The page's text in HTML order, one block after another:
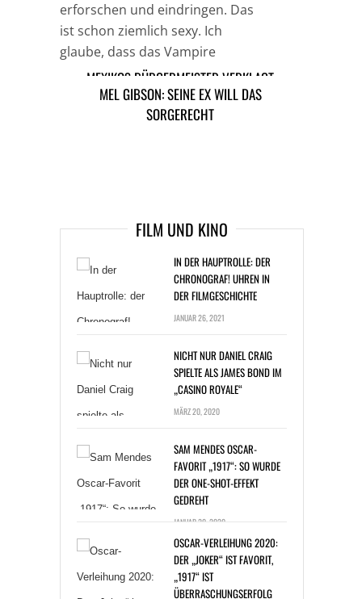
erforschen und eindringen. Das
ist schon ziemlich sexy. Ich
glaube, dass das Vampire
attraktiv erscheinen lässt.“
PROMI-STAR NEWS
MEXIKOS BÜRGERMEISTER VERKLAGT
KARDINAL WEGEN VERLEUMDUNG
MEL GIBSON: SEINE EX WILL DAS
SORGERECHT
FILM UND KINO
CHRONOGRAF! UHREN IN
DER FILMGESCHICHTE
SPIELTE ALS JAMES BOND IM
„CASINO ROYALE“
MÄRZ 20, 2020
FAVORIT „1917“: SO WURDE
DER ONE-SHOT-EFFEKT
GEDREHT
DER „JOKER“ IST FAVORIT,
„1917“ IST
ÜBERRASCHUNGSERFOLG